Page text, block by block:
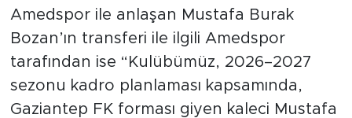
Amedspor ile anlaşan Mustafa Burak
Bozan’ın transferi ile ilgili Amedspor
tarafından ise “Kulübümüz, 2026–2027
sezonu kadro planlaması kapsamında,
Gaziantep FK forması giyen kaleci Mustafa